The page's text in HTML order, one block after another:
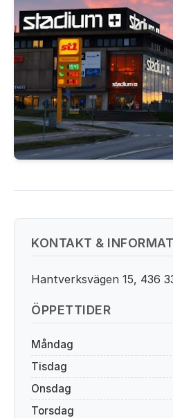
KONTAKT &
Hantverksvägen 15, 436
ÖPPETTIDER
Måndag
Tisdag
Onsdag
Torsdag